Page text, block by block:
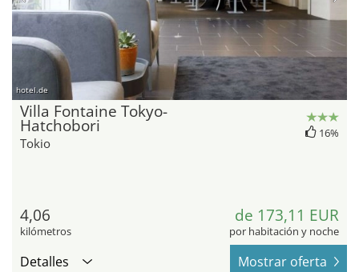
hotel.de
Villa Fontaine Tokyo-
Hatchobori
Tokio
16%
4,06
kilómetros
de 173,11 EUR
por habitación y noche
Detalles Mostrar oferta